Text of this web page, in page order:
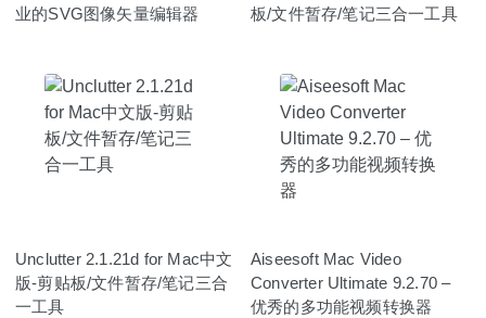
业的SVG图像矢量编辑器
板/文件暂存/笔记三合一工具
Unclutter 2.1.21d for Mac中文
版-剪贴板/文件暂存/笔记三合
一工具
Aiseesoft Mac Video
Converter Ultimate 9.2.70 –
优秀的多功能视频转换器